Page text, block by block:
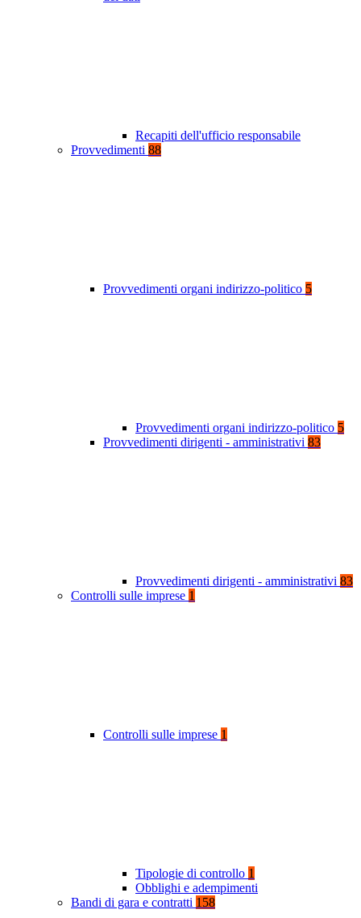
Recapiti dell'ufficio responsabile
Provvedimenti 88
Provvedimenti organi indirizzo-politico 5
Provvedimenti organi indirizzo-politico 5
Provvedimenti dirigenti - amministrativi 83
Provvedimenti dirigenti - amministrativi 83
Controlli sulle imprese 1
Controlli sulle imprese 1
Tipologie di controllo 1
Obblighi e adempimenti
Bandi di gara e contratti 158